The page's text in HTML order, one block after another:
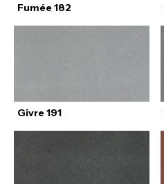
Fumée 182
Givre 191